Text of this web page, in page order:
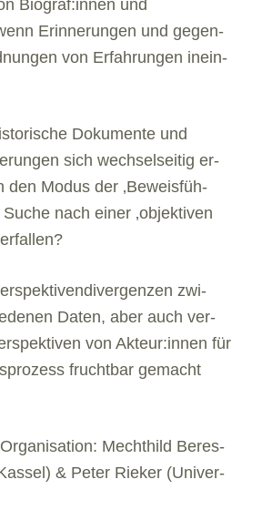
Biograf:innen und
Erin­ne­run­gen und gegen­
von Erfah­run­gen inein­
Doku­mente und
sich wech­sel­sei­tig er-
den Modus der ‚Beweis­füh­
Suche nach einer ‚objek­ti­ven
zwi­
Daten, aber auch ver­
von Akteur:innen für
frucht­bar gemacht
Mecht­hild Beres­
& Peter Rie­ker (Uni­ver­